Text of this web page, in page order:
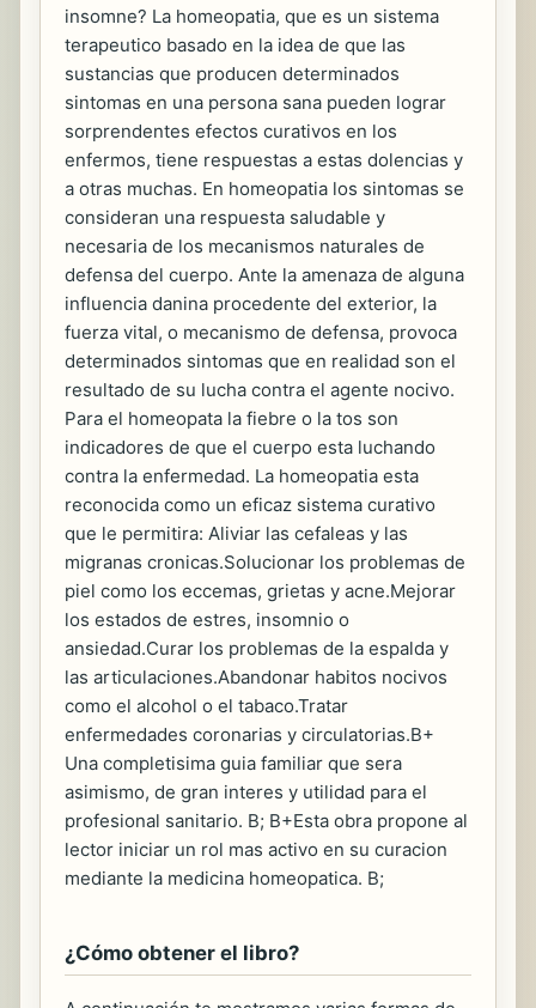
insomne? La homeopatia, que es un sistema
terapeutico basado en la idea de que las
sustancias que producen determinados
sintomas en una persona sana pueden lograr
sorprendentes efectos curativos en los
enfermos, tiene respuestas a estas dolencias y
a otras muchas. En homeopatia los sintomas se
consideran una respuesta saludable y
necesaria de los mecanismos naturales de
defensa del cuerpo. Ante la amenaza de alguna
influencia danina procedente del exterior, la
fuerza vital, o mecanismo de defensa, provoca
determinados sintomas que en realidad son el
resultado de su lucha contra el agente nocivo.
Para el homeopata la fiebre o la tos son
indicadores de que el cuerpo esta luchando
contra la enfermedad. La homeopatia esta
reconocida como un eficaz sistema curativo
que le permitira: Aliviar las cefaleas y las
migranas cronicas.Solucionar los problemas de
piel como los eccemas, grietas y acne.Mejorar
los estados de estres, insomnio o
ansiedad.Curar los problemas de la espalda y
las articulaciones.Abandonar habitos nocivos
como el alcohol o el tabaco.Tratar
enfermedades coronarias y circulatorias.B+
Una completisima guia familiar que sera
asimismo, de gran interes y utilidad para el
profesional sanitario. B; B+Esta obra propone al
lector iniciar un rol mas activo en su curacion
mediante la medicina homeopatica. B;
¿Cómo obtener el libro?